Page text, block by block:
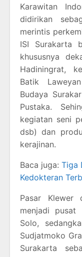
Karawitan
didirikan
merintis
ISI Surakarta
khususnya
Hadiningrat,
Batik
Budaya
Pustaka.
kegiatan seni
dsb) dan
kerajinan.
Baca juga: Tiga
Kedokteran
Pasar Klewer
menjadi pusat
Solo,
Sudjatmoko
Surakarta